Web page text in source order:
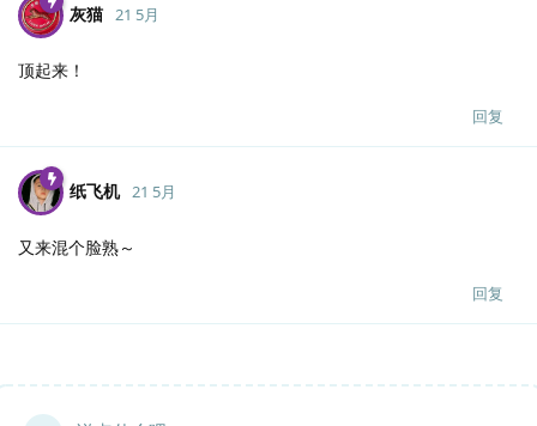
灰猫 21 5月
顶起来！
回复
纸飞机 21 5月
又来混个脸熟～
回复